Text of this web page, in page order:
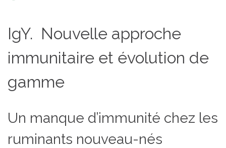
IgY. Nouvelle approche
immunitaire et évolution de
gamme
Un manque d’immunité chez les
ruminants nouveau-nés